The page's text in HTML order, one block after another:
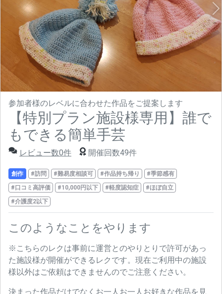
【特別プラン施設様専用】誰で
もできる簡単手芸
参加者様のレベルに合わせた作品をご提案します
レビュー数0件 開催回数49件
創作 #訪問 #難易度相談可 #作品持ち帰り
#季節感有
#口コミ高評価
#10,000円以下 #軽度認知症
#ほぼ自立
#介護度2以下
このようなことをやります
※こちらのレクは事前に運営とのやりとりで許可があっ
た施設様が開催ができるレクです。現在ご利用中の施設
様以外はご依頼はできませんのでご注意ください。
決まった作品だけでなくお一人お一人お好きな作品を見